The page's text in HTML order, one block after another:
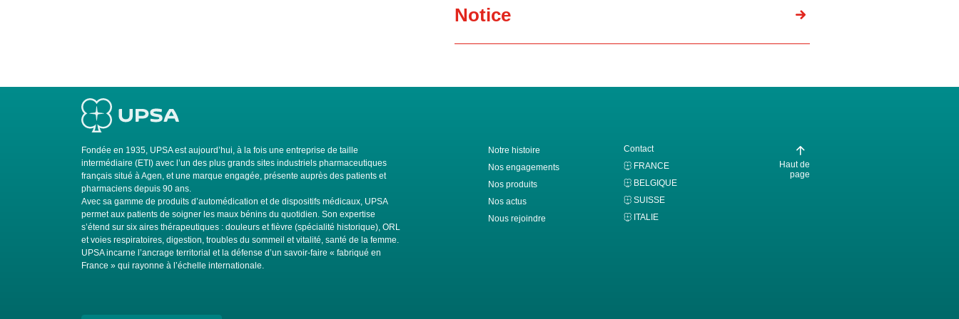
Notice
Fondée en 1935, UPSA est aujourd’hui, à la fois une entreprise de taille
intermédiaire (ETI) avec l’un des plus grands sites industriels pharmaceutiques
français situé à Agen, et une marque engagée, présente auprès des patients et
pharmaciens depuis 90 ans.
Avec sa gamme de produits d’automédication et de dispositifs médicaux, UPSA
permet aux patients de soigner les maux bénins du quotidien. Son expertise
s’étend sur six aires thérapeutiques : douleurs et fièvre (spécialité historique), ORL
et voies respiratoires, digestion, troubles du sommeil et vitalité, santé de la femme.
UPSA incarne l’ancrage territorial et la défense d’un savoir-faire « fabriqué en
France » qui rayonne à l’échelle internationale.
Notre histoire
Nos engagements
Nos produits
Nos actus
Nous rejoindre
Contact
FRANCE
BELGIQUE
SUISSE
ITALIE
Haut de
page